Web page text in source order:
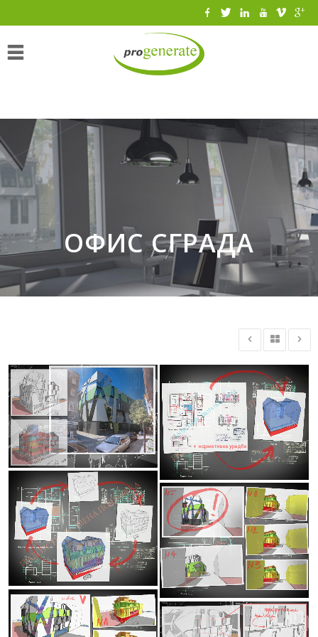
ОФИС СГРАДА
(167)
обществени
(25)
жилищни
преустройства
(15)
технология
(21)
BIM
showcase
(23)
дизайн
(144)
интериор
(39)
продукт
(74)
мебел